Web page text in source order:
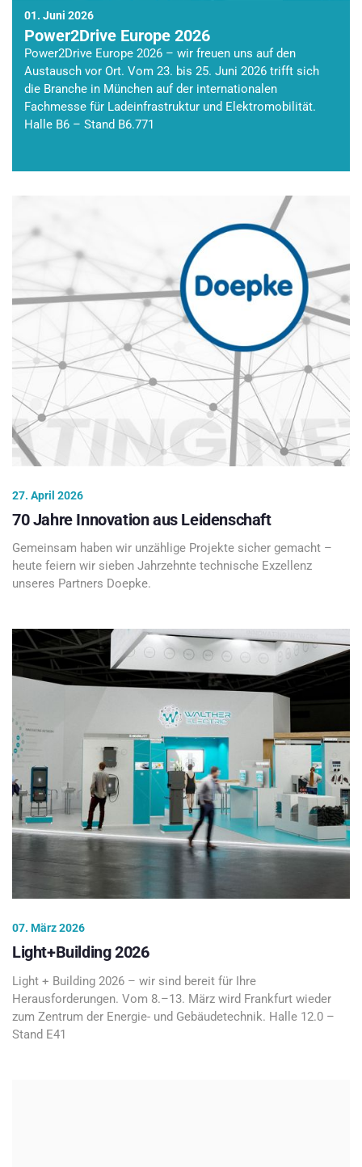
01. Juni 2026
Power2Drive Europe 2026
Power2Drive Europe 2026 – wir freuen uns auf den
Austausch vor Ort. Vom 23. bis 25. Juni 2026 trifft sich
die Branche in München auf der internationalen
Fachmesse für Ladeinfrastruktur und Elektromobilität.
Halle B6 – Stand B6.771
27. April 2026
70 Jahre Innovation aus Leidenschaft
Gemeinsam haben wir unzählige Projekte sicher gemacht –
heute feiern wir sieben Jahrzehnte technische Exzellenz
unseres Partners Doepke.
07. März 2026
Light+Building 2026
Light + Building 2026 – wir sind bereit für Ihre
Herausforderungen. Vom 8.–13. März wird Frankfurt wieder
zum Zentrum der Energie- und Gebäudetechnik. Halle 12.0 –
Stand E41